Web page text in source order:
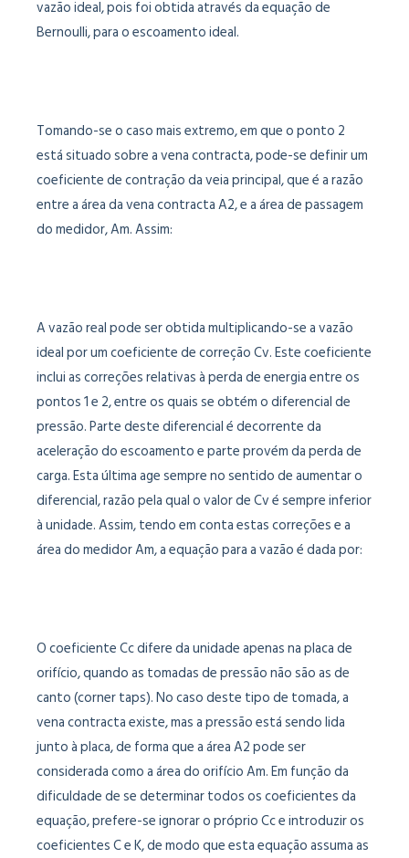
vazão ideal, pois foi obtida através da equação de
Bernoulli, para o escoamento ideal.
Tomando-se o caso mais extremo, em que o ponto 2
está situado sobre a vena contracta, pode-se definir um
coeficiente de contração da veia principal, que é a razão
entre a área da vena contracta A2, e a área de passagem
do medidor, Am. Assim:
A vazão real pode ser obtida multiplicando-se a vazão
ideal por um coeficiente de correção Cv. Este coeficiente
inclui as correções relativas à perda de energia entre os
pontos 1 e 2, entre os quais se obtém o diferencial de
pressão. Parte deste diferencial é decorrente da
aceleração do escoamento e parte provém da perda de
carga. Esta última age sempre no sentido de aumentar o
diferencial, razão pela qual o valor de Cv é sempre inferior
à unidade. Assim, tendo em conta estas correções e a
área do medidor Am, a equação para a vazão é dada por:
O coeficiente Cc difere da unidade apenas na placa de
orifício, quando as tomadas de pressão não são as de
canto (corner taps). No caso deste tipo de tomada, a
vena contracta existe, mas a pressão está sendo lida
junto à placa, de forma que a área A2 pode ser
considerada como a área do orifício Am. Em função da
dificuldade de se determinar todos os coeficientes da
equação, prefere-se ignorar o próprio Cc e introduzir os
coeficientes C e K, de modo que esta equação assuma as